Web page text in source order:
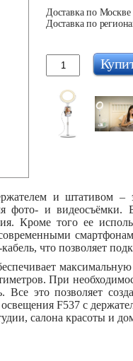
Доставка по Москве
Доставка по
и штативом –
фото- и видеосъёмки.
Кроме того ее
что позволяет
При
Все это позволяет
освещения F537 с
салона красоты и